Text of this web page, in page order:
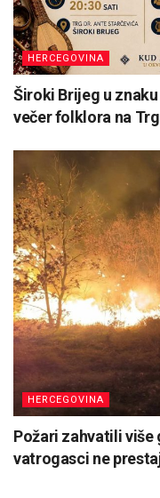
HERCEGOVINA
Široki Brijeg u
večer folklora na
HERCEGOVINA
Požari zahvatili više
vatrogasci ne